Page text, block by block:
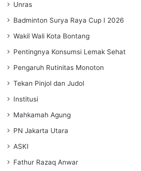
Unras
Badminton Surya Raya Cup I 2026
Wakil Wali Kota Bontang
Pentingnya Konsumsi Lemak Sehat
Pengaruh Rutinitas Monoton
Tekan Pinjol dan Judol
Institusi
Mahkamah Agung
PN Jakarta Utara
ASKI
Fathur Razaq Anwar